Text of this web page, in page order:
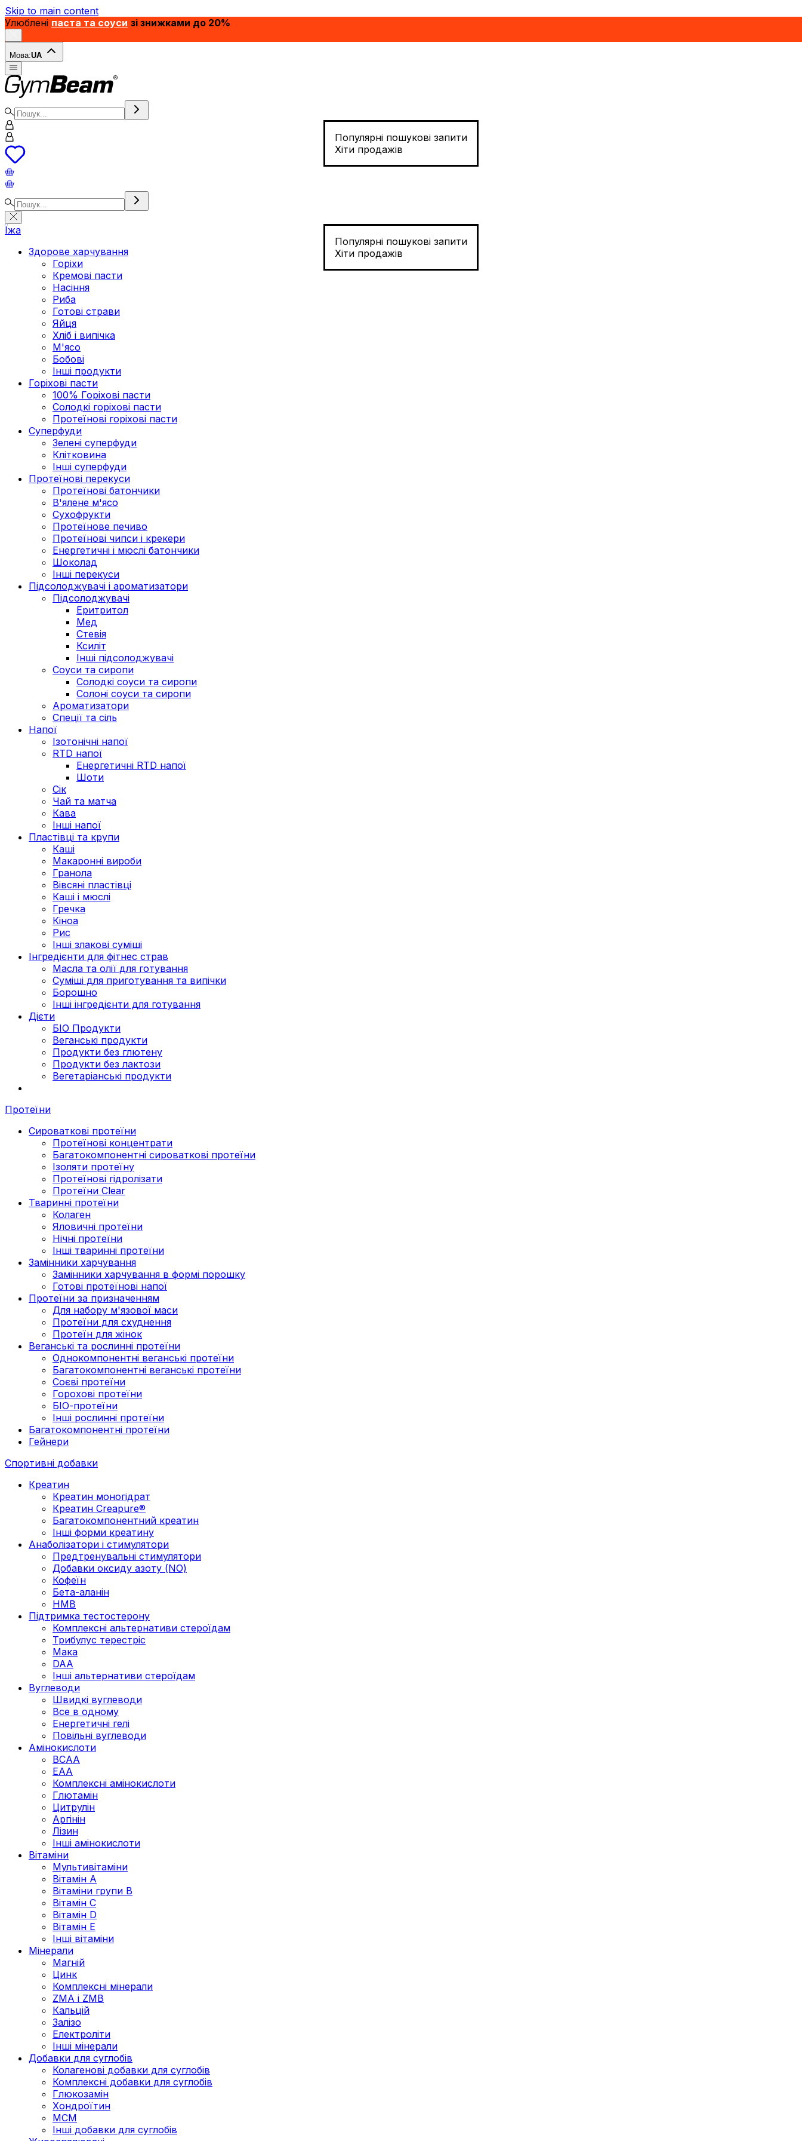
Skip to main content
Улюблені паста та соуси зі знижками до 20%
Мова:UA
Популярні пошукові запити
Хіти продажів
Популярні пошукові запити
Хіти продажів
Їжа
Здорове харчування
Горіхи
Кремові пасти
Насіння
Риба
Готові страви
Яйця
Хліб і випічка
М'ясо
Бобові
Інші продукти
Горіхові пасти
100% Горіхові пасти
Солодкі горіхові пасти
Протеїнові горіхові пасти
Суперфуди
Зелені суперфуди
Клітковина
Інші суперфуди
Протеїнові перекуси
Протеїнові батончики
В'ялене м'ясо
Сухофрукти
Протеїнове печиво
Протеїнові чипси і крекери
Енергетичні і мюслі батончики
Шоколад
Інші перекуси
Підсолоджувачі і ароматизатори
Підсолоджувачі
Еритритол
Мед
Стевія
Ксиліт
Інші підсолоджувачі
Соуси та сиропи
Солодкі соуси та сиропи
Солоні соуси та сиропи
Ароматизатори
Спеції та сіль
Напої
Ізотонічні напої
RTD напої
Енергетичні RTD напої
Шоти
Сік
Чай та матча
Кава
Інші напої
Пластівці та крупи
Каші
Макаронні вироби
Гранола
Вівсяні пластівці
Каші і мюслі
Гречка
Кіноа
Рис
Інші злакові суміші
Інгредієнти для фітнес страв
Масла та олії для готування
Суміші для приготування та випічки
Борошно
Інші інгредієнти для готування
Дієти
БІО Продукти
Веганські продукти
Продукти без глютену
Продукти без лактози
Вегетаріанські продукти
Протеїни
Сироваткові протеїни
Протеїнові концентрати
Багатокомпонентні сироваткові протеїни
Ізоляти протеїну
Протеїнові гідролізати
Протеїни Clear
Тваринні протеїни
Колаген
Яловичні протеїни
Нічні протеїни
Інші тваринні протеїни
Замінники харчування
Замінники харчування в формі порошку
Готові протеїнові напої
Протеїни за призначенням
Для набору м'язової маси
Протеїни для схуднення
Протеїн для жінок
Веганські та рослинні протеїни
Однокомпонентні веганські протеїни
Багатокомпонентні веганські протеїни
Cоєві протеїни
Горохові протеїни
БІО-протеїни
Інші рослинні протеїни
Багатокомпонентні протеїни
Гейнери
Спортивні добавки
Креатин
Креатин моногідрат
Креатин Creapure®
Багатокомпонентний креатин
Інші форми креатину
Анаболізатори і стимулятори
Предтренувальні стимулятори
Добавки оксиду азоту (NO)
Кофеїн
Бета-аланін
HMB
Підтримка тестостерону
Комплексні альтернативи стероїдам
Трибулус терестріс
Мака
DAA
Інші альтернативи стероїдам
Вуглеводи
Швидкі вуглеводи
Все в одному
Енергетичні гелі
Повільні вуглеводи
Амінокислоти
BCAA
EAA
Комплексні амінокислоти
Глютамін
Цитрулін
Аргінін
Лізин
Інші амінокислоти
Вітаміни
Мультивітаміни
Вітамін А
Вітаміни групи В
Вітамін C
Вітамін D
Вітамін Е
Інші вітаміни
Мінерали
Магній
Цинк
Комплексні мінерали
ZMA і ZMB
Кальцій
Залізо
Електроліти
Інші мінерали
Добавки для суглобів
Колагенові добавки для суглобів
Комплексні добавки для суглобів
Глюкозамін
Хондроїтин
МСМ
Інші добавки для суглобів